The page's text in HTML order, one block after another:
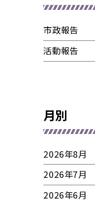
市政報告
活動報告
月別
2026年8月
2026年7月
2026年6月